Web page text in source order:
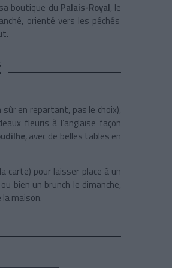
boutique du Palais-Royal, le
orienté vers les péchés
en repartant, pas le choix),
fleuris à l’anglaise façon
, avec de belles tables en
carte) pour laisser place à un
bien un brunch le dimanche,
maison.